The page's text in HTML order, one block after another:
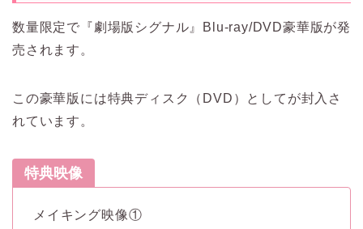
数量限定で『劇場版シグナル』Blu-ray/DVD豪華版が発
売されます。
この豪華版には特典ディスク（DVD）としてが封入さ
れています。
特典映像
メイキング映像①